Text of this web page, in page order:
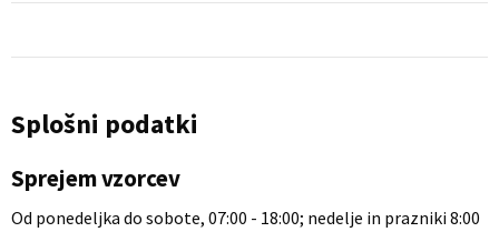
Splošni podatki
Sprejem vzorcev
Od ponedeljka do sobote, 07:00 - 18:00; nedelje in prazniki 8:00